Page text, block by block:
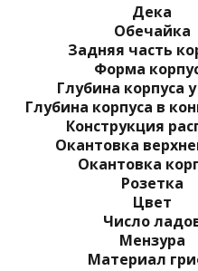
Дека
Обечайка
Задняя часть
Форма
Глубина корпуса
Глубина корпуса в
Конструкция
Окантовка
Окантовка
Розетка
Цвет
Число
Мензура
Материал